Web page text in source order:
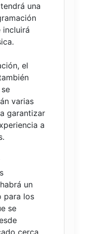
una
el
varias
garantizar
a
un
para los
se
cerca